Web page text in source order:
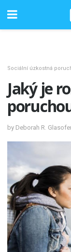
Sociální úzkostná
Jaký je
by Deborah R.